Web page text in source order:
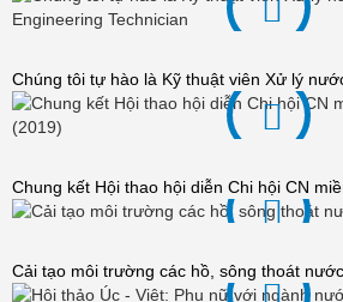
Chúng tôi tự hào là Kỹ thuật viên Xử lý
Chung kết Hội thao hội diễn Chi hội CN
Cải tạo môi trường các hồ, sông thoát